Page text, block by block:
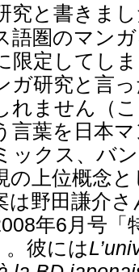
究と書きま
語圏のマン
限定してし
ガ研究と言
れません（
言葉を日本
ックス、バ
の上位概念
は野田謙介
年6月号
。彼には